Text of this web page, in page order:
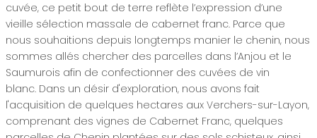
cuvée, ce petit bout de terre reflète l’expression d’une
vieille sélection massale de cabernet franc. Parce que
nous souhaitions depuis longtemps manier le chenin, nous
sommes allés chercher des parcelles dans l’Anjou et le
Saumurois afin de confectionner des cuvées de vin
blanc. Dans un désir d'exploration, nous avons fait
l'acquisition de quelques hectares aux Verchers-sur-Layon,
comprenant des vignes de Cabernet Franc, quelques